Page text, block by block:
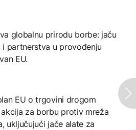
globalnu prirodu borbe: jaču
i partnerstva u provođenju
EU.
EU o trgovini drogom
za borbu protiv mreža
uključujući jače alate za